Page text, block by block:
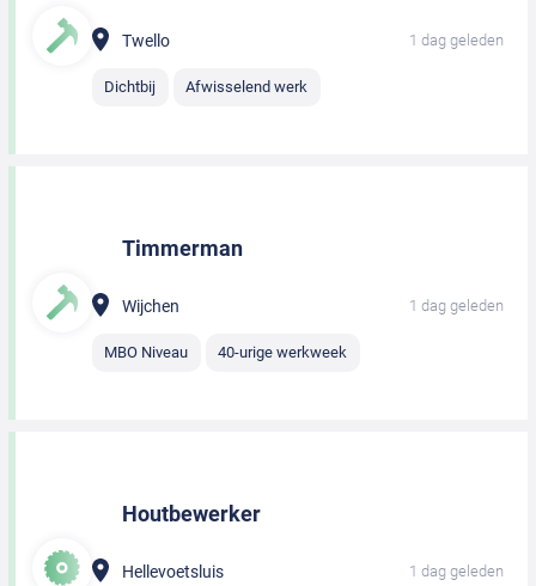
Twello 1 dag geleden
Dichtbij Afwisselend werk
Timmerman
Wijchen 1 dag geleden
MBO Niveau 40-urige werkweek
Houtbewerker
Hellevoetsluis 1 dag geleden